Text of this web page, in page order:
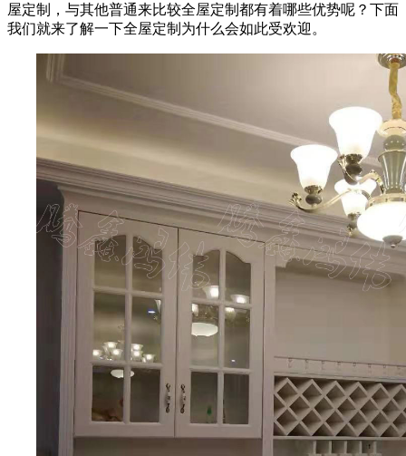
屋定制，与其他普通来比较全屋定制都有着哪些优势呢？下面
我们就来了解一下全屋定制为什么会如此受欢迎。